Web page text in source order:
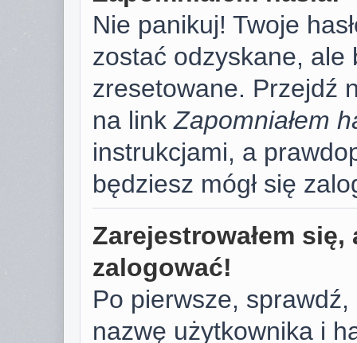
Nie panikuj! Twoje
zostać odzyskane,
zresetowane. Przejdź
na linkZapomniałem
instrukcjami, a
będziesz mógł się
Zarejestrowałem
zalogować!
Po pierwsze,
nazwę użytkownika i